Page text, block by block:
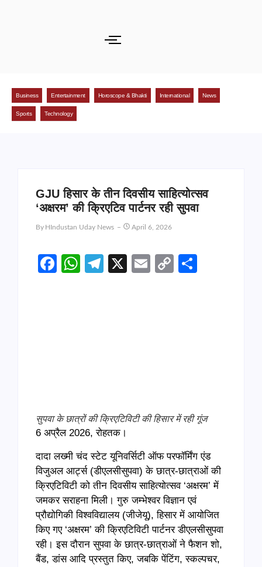
Business Entertainment Horoscope & Bhakti International News
Sports Technology
GJU हिसार के तीन दिवसीय साहित्योत्सव
‘अक्षरम’ की क्रिएटिव पार्टनर रही सुपवा
By HIndustan Uday News April 6, 2026
Facebook
WhatsApp
Telegram
X EmailCopy
सुपवा के छात्रों की क्रिएटिविटी की हिसार में रही गूंज
6 अप्रैल 2026, रोहतक।
दादा लख्मी चंद स्टेट यूनिवर्सिटी ऑफ परफॉर्मिंग एंड
विजुअल आर्ट्स (डीएलसीसुपवा) के छात्र-छात्राओं की
क्रिएटिविटी को तीन दिवसीय साहित्योत्सव ‘अक्षरम’ में
जमकर सराहना मिली। गुरु जम्भेश्वर विज्ञान एवं
प्रौद्योगिकी विश्वविद्यालय (जीजेयू), हिसार में आयोजित
किए गए ‘अक्षरम’ की क्रिएटिविटी पार्टनर डीएलसीसुपवा
रही। इस दौरान सुपवा के छात्र-छात्राओं ने फैशन शो,
बैंड, डांस आदि प्रस्तुत किए, जबकि पेंटिंग, स्कल्पचर,